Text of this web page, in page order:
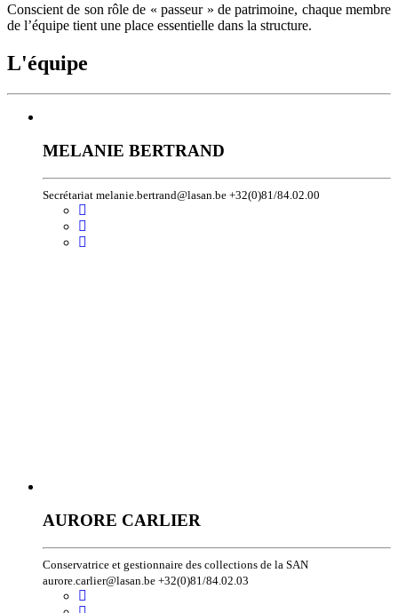
Conscient de son rôle de « passeur » de patrimoine, chaque membre
de l’équipe tient une place essentielle dans la structure.
L'équipe
MELANIE BERTRAND
Secrétariat melanie.bertrand@lasan.be +32(0)81/84.02.00
AURORE CARLIER
Conservatrice et gestionnaire des collections de la SAN
aurore.carlier@lasan.be +32(0)81/84.02.03